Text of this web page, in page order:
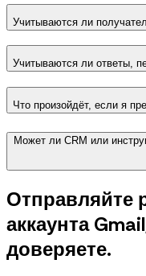
Учитываются ли
Учитываются ли ответы,
Что произойдёт, если я
Может ли CRM или
Отправляйте
аккаунта
доверяете.